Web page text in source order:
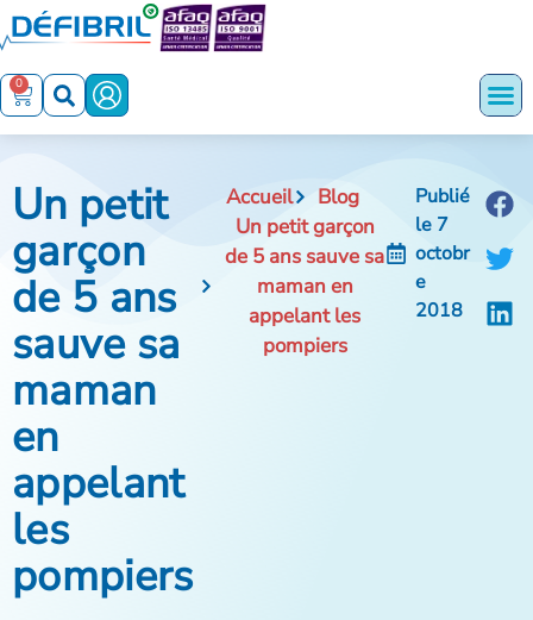
0
Un petit
garçon
de 5 ans
sauve sa
maman
en
appelant
les
pompiers
Accueil
Blog
Un petit garçon
de 5 ans sauve sa
maman en
appelant les
pompiers
Publié
le 7
octobr
e
2018